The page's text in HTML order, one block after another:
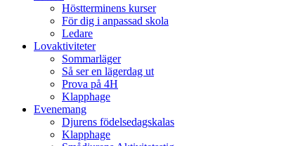
Höstterminens kurser
För dig i anpassad skola
Ledare
Lovaktiviteter
Sommarläger
Så ser en lägerdag ut
Prova på 4H
Klapphage
Evenemang
Djurens födelsedagskalas
Klapphage